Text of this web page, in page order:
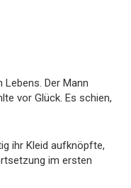
Lebens. Der Mann
vor Glück. Es schien,
ihr Kleid aufknöpfte,
im ersten